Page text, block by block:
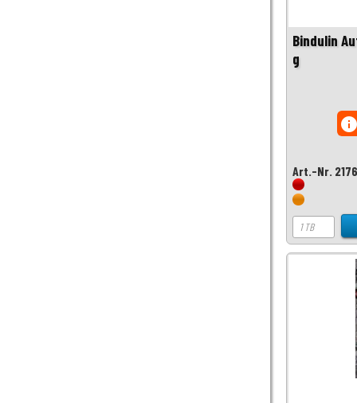
Bindulin
g
Art.-Nr.